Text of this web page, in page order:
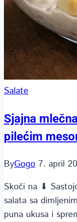
Salate
Sjajna
pilećim
ByGogo 7. april
Skoči na ⬇
salata sa
puna ukusa i